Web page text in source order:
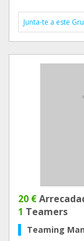
Junta-te a este
20 €
1 Teamers
Teaming